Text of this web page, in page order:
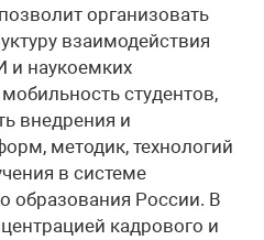
организовать
взаимодействия
и наукоемких
студентов,
внедрения и
методик, технологий
в системе
образования России. В
кадрового и